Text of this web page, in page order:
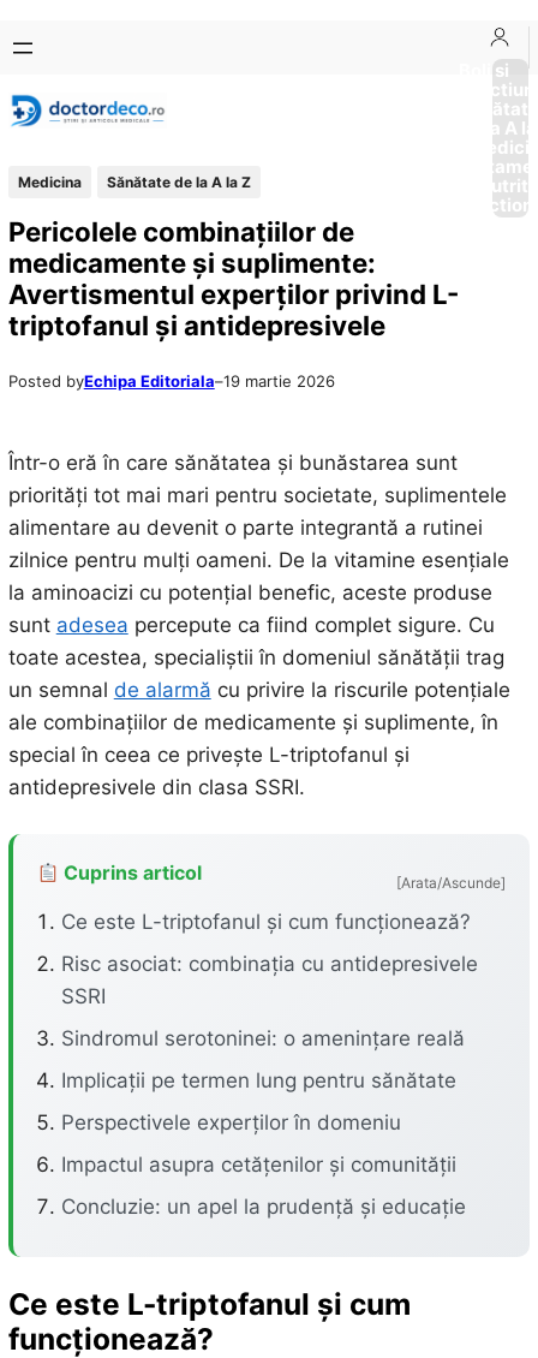
conținut
content
Boli si
Afectiuni
Sănătate
de la A
Medicina Sănătate de la A la Z
Pericolele combinațiilor de
medicamente și suplimente:
Avertismentul experților privind L-
triptofanul și antidepresivele
Posted byEchipa Editoriala–19 martie 2026
Într-o eră în care sănătatea și bunăstarea sunt
priorități tot mai mari pentru societate, suplimentele
alimentare au devenit o parte integrantă a rutinei
zilnice pentru mulți oameni. De la vitamine esențiale
la aminoacizi cu potențial benefic, aceste produse
sunt adesea percepute ca fiind complet sigure. Cu
toate acestea, specialiștii în domeniul sănătății trag
un semnal de alarmă cu privire la riscurile potențiale
ale combinațiilor de medicamente și suplimente, în
special în ceea ce privește L-triptofanul și
antidepresivele din clasa SSRI.
Cuprins articol [Arata/Ascunde]
Ce este L-triptofanul și cum funcționează?
Risc asociat: combinația cu antidepresivele
SSRI
Sindromul serotoninei: o amenințare reală
Implicații pe termen lung pentru sănătate
Perspectivele experților în domeniu
Impactul asupra cetățenilor și comunității
Concluzie: un apel la prudență și educație
Ce este L-triptofanul și cum
funcționează?